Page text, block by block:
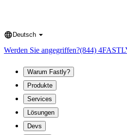
Language
Deutsch
Werden Sie angegriffen?(844)
Warum Fastly?
Produkte
Services
Lösungen
Devs